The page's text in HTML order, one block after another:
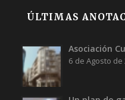
ÚLTIMAS
Asociación
6 de Agosto de